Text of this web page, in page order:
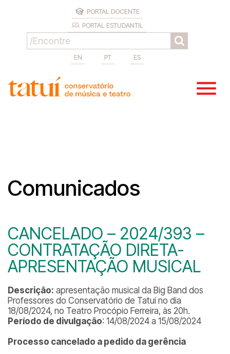
PORTAL DOCENTE
PORTAL ESTUDANTIL
EN PT ES
Comunicados
CANCELADO – 2024/393 –
CONTRATAÇÃO DIRETA-
APRESENTAÇÃO MUSICAL
Descrição: apresentação musical da Big Band dos
Professores do Conservatório de Tatuí no dia
18/08/2024, no Teatro Procópio Ferreira, às 20h.
Período de divulgação: 14/08/2024 a 15/08/2024
Processo cancelado a pedido da gerência